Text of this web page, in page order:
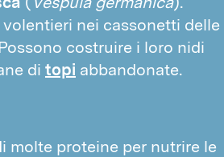
di terra
dei clienti
nei cassonetti delle
costruire i loro nidi
di topi abbandonate.
molte proteine per nutrire le